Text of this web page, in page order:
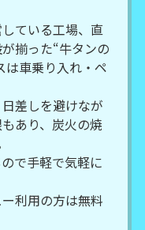
ている工場、直
揃った“牛タンの
は車乗り入れ・ペ
差しを避けなが
あり、炭火の焼
で手軽で気軽に
利用の方は無料